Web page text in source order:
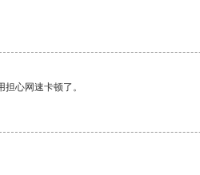
心网速卡顿了。